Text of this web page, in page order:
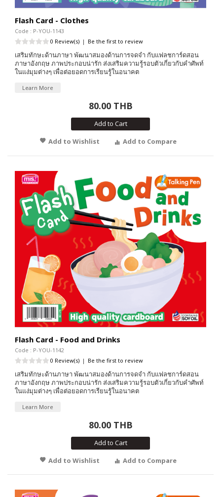
Flash Card - Clothes
Code : P-YOU-1143
0 Review(s) | Be the first to review
เสริมทักษะด้านภาษา พัฒนาสมองด้านการจดจำ กับแฟลชการ์ดสอน
ภาษาอังกฤษ ภาพประกอบน่ารัก ส่งเสริมความรู้รอบตัวเกี่ยวกับคำศัพท์
ในแง่มุมต่างๆ เพื่อต่อยอดการเรียนรู้ในอนาคต
Learn More
80.00 THB
Add to Cart
Add to Wishlist
Add to Compare
Flash Card - Food and Drinks
Code : P-YOU-1142
0 Review(s) | Be the first to review
เสริมทักษะด้านภาษา พัฒนาสมองด้านการจดจำ กับแฟลชการ์ดสอน
ภาษาอังกฤษ ภาพประกอบน่ารัก ส่งเสริมความรู้รอบตัวเกี่ยวกับคำศัพท์
ในแง่มุมต่างๆ เพื่อต่อยอดการเรียนรู้ในอนาคต
Learn More
80.00 THB
Add to Cart
Add to Wishlist
Add to Compare